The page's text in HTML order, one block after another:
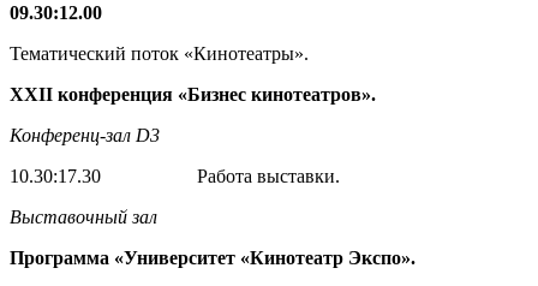
09.30:12.00
Тематический поток «Кинотеатры».
XXII конференция «Бизнес кинотеатров».
Конференц-зал D3
10.30:17.30 Работа выставки.
Выставочный зал
Программа «Университет «Кинотеатр Экспо».